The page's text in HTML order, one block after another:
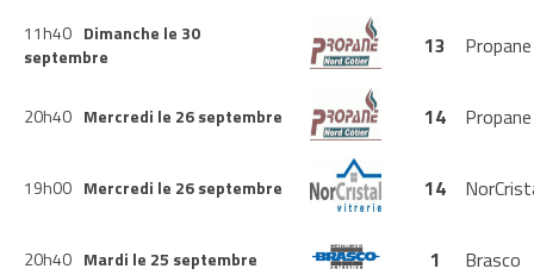
11h40 Dimanche le 30
septembre
13
20h40 Mercredi le 26 septembre 14
19h00 Mercredi le 26 septembre 14
20h40 Mardi le 25 septembre 1 Brasco